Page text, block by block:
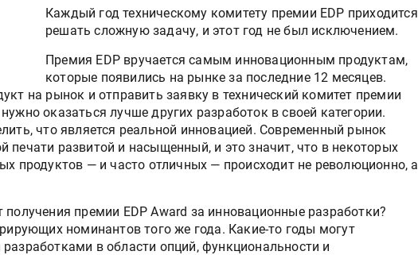
Каждый год техническому комитету премии EDP приходится
решать сложную задачу, и этот год не был исключением.
Премия EDP вручается самым инновационным продуктам,
которые появились на рынке за последние 12 месяцев.
на рынок и отправить заявку в технический комитет премии
оказаться лучше других разработок в своей категории.
что является реальной инновацией. Современный рынок
печати развитой и насыщенный, и это значит, что в некоторых
продуктов — и часто отличных — происходит не революционно, а
получения премии EDP Award за инновационные разработки?
номинантов того же года. Какие-то годы могут
в области опций, функциональности и